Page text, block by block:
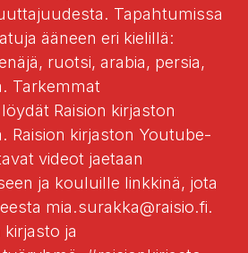
Tapahtumissa
ääneen eri kielillä:
ruotsi, arabia, persia,
Tarkemmat
Raision kirjaston
Raision kirjaston Youtube-
videot jaetaan
ja kouluille linkkinä, jota
mia.surakka@raisio.fi.
kirjasto ja